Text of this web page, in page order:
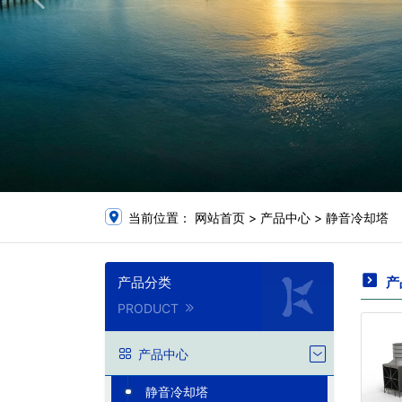
当前位置： 网站首页 > 产品中心 > 静音冷却塔
产品分类
PRODUCT
产品中心
静音冷却塔